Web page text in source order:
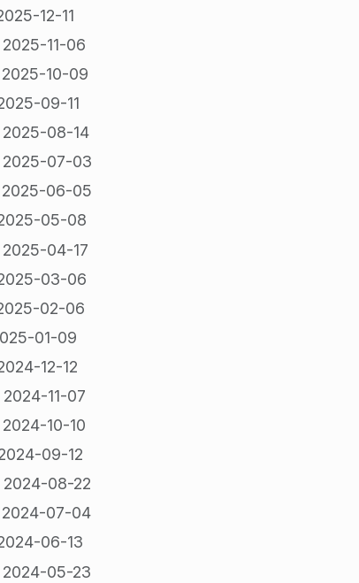
12-11
2025-11-06
2025-10-09
09-11
2025-08-14
2025-07-03
2025-06-05
05-08
2025-04-17
03-06
02-06
01-09
12-12
2024-11-07
2024-10-10
09-12
2024-08-22
2024-07-04
06-13
2024-05-23